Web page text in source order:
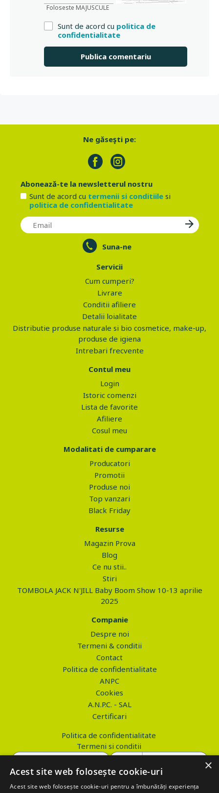
Foloseste MAJUSCULE
Sunt de acord cu politica de
confidentialitate
Ne găseşti pe:
Abonează-te la newsletterul nostru
Sunt de acord cu termenii si conditiilesi
politica de confidentialitate
Suna-ne
Servicii
Cum cumperi?
Livrare
Conditii afiliere
Detalii loialitate
Distributie produse naturale si bio cosmetice, make-up,
produse de igiena
Intrebari frecvente
Contul meu
Login
Istoric comenzi
Lista de favorite
Afiliere
Cosul meu
Modalitati de cumparare
Producatori
Promotii
Produse noi
Top vanzari
Black Friday
Resurse
Magazin Prova
Blog
Ce nu stii..
Stiri
TOMBOLA JACK N'JILL Baby Boom Show 10-13 aprilie
2025
Companie
Despre noi
Termeni & conditii
Contact
Politica de confidentialitate
ANPC
Cookies
A.N.P.C. - SAL
Certificari
Politica de confidentialitate
Termeni si conditii
×
Acest site web folosește cookie-uri
Acest site web folosește cookie-uri pentru a îmbunătăți experiența